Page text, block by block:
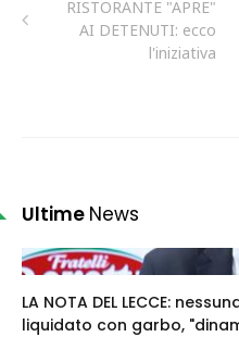
RISTORANTE "APRE"
AI DETENUTI: ecco
l'iniziativa
Ultime News
LA NOTA DEL LECCE:
liquidato con garbo,